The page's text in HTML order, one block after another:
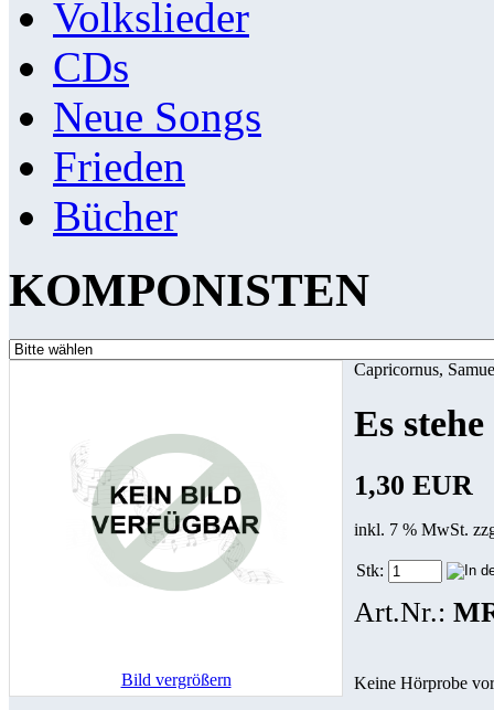
Volkslieder
CDs
Neue Songs
Frieden
Bücher
KOMPONISTEN
Bild vergrößern
Capricornus,
Es
1,30 EUR
inkl. 7 % MwSt.
Stk:
Art.Nr.:
Keine Hörprobe